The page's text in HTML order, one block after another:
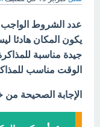
الوقت مناسب
الإجابة الصحيحة من